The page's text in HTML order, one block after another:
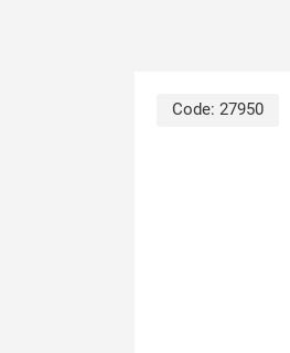
Code: 27950